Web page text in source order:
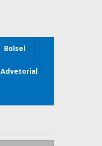
Bolsel
Advetorial